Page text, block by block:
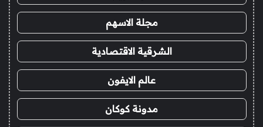
مجلة الاسهم
الشرقية الاقتصادية
عالم الايفون
مدونة كوكان